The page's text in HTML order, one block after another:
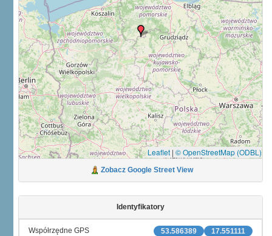
Leaflet | © OpenStreetMap (ODBL)
Zobacz Google Street View
Identyfikatory
17.551111
53.586389
Współrzędne GPS